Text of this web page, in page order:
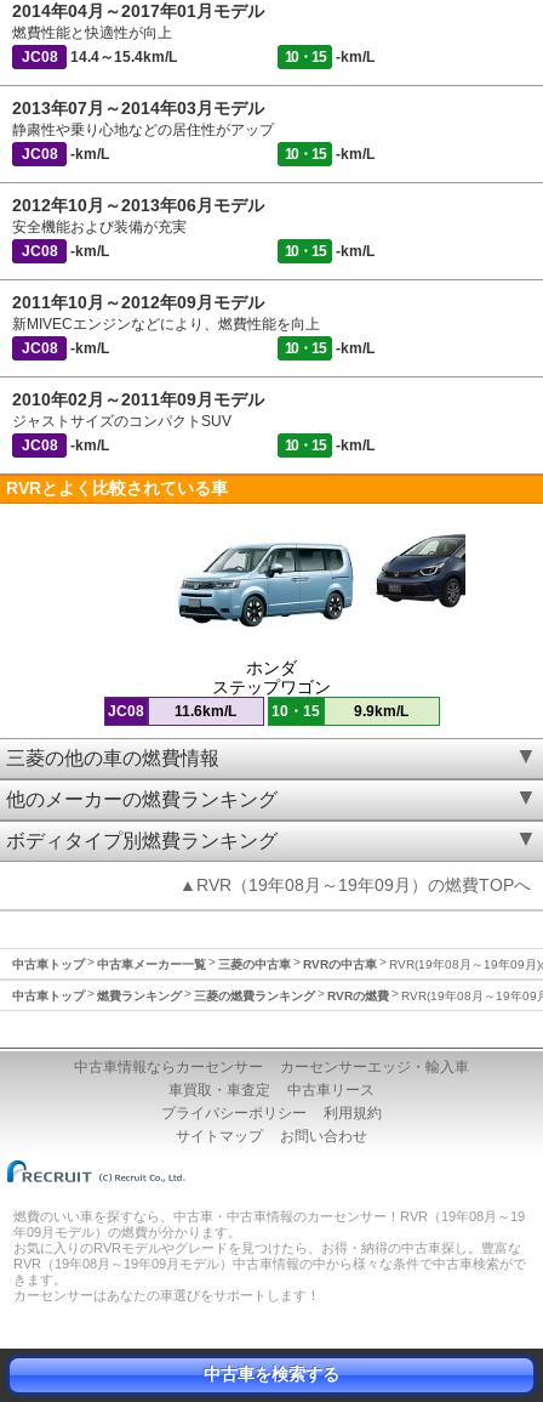
2014年04月～2017年01月モデル
燃費性能と快適性が向上
JC08
14.4～15.4km/L 10・15 -km/L
2013年07月～2014年03月モデル
静粛性や乗り心地などの居住性がアップ
JC08
-km/L 10・15 -km/L
2012年10月～2013年06月モデル
安全機能および装備が充実
JC08
-km/L 10・15 -km/L
2011年10月～2012年09月モデル
新MIVECエンジンなどにより、燃費性能を向上
JC08
-km/L 10・15 -km/L
2010年02月～2011年09月モデル
ジャストサイズのコンパクトSUV
JC08
-km/L 10・15 -km/L
RVRとよく比較されている車
ホンダ
ステップワゴン
JC08 11.6km/L 10・15 9.9km/L
三菱の他の車の燃費情報
他のメーカーの燃費ランキング
ボディタイプ別燃費ランキング
▲RVR（19年08月～19年09月）の燃費TOPへ
中古車トップ 中古車メーカー一覧 三菱の中古車 RVRの中古車 RVR(19年08月～19年09月)
中古車トップ 燃費ランキング 三菱の燃費ランキング RVRの燃費 RVR(19年08月～19年09
中古車情報ならカーセンサー
カーセンサーエッジ・輸入車
車買取・車査定
中古車リース
プライバシーポリシー
利用規約
サイトマップ
お問い合わせ
燃費のいい車を探すなら、中古車・中古車情報のカーセンサー！RVR（19年08月～19
年09月モデル）の燃費が分かります。
お気に入りのRVRモデルやグレードを見つけたら、お得・納得の中古車探し。豊富な
RVR（19年08月～19年09月モデル）中古車情報の中から様々な条件で中古車検索がで
きます。
カーセンサーはあなたの車選びをサポートします！
中古車を検索する